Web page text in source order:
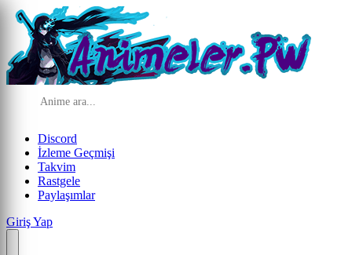
Discord
İzleme Geçmişi
Takvim
Rastgele
Paylaşımlar
Giriş Yap